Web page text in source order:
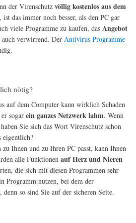
der Virenschutz völlig kostenlos aus dem
das immer noch besser, als den PC gar
viele Programme zu kaufen, das Angebot
verwirrend. Der Antivirus Programme
nötig?
auf dem Computer kann wirklich Schaden
sogar ein ganzes Netzwerk lahm. Wenn
Sie sich das Wort Virenschutz schon
eigentlich?
Ihnen und zu Ihren PC passt, kann Ihnen
alle Funktionen auf Herz und Nieren
die sich mit diesen Programmen sehr
Programm nutzen, bei dem der
denn so sind Sie auf der sicheren Seite.